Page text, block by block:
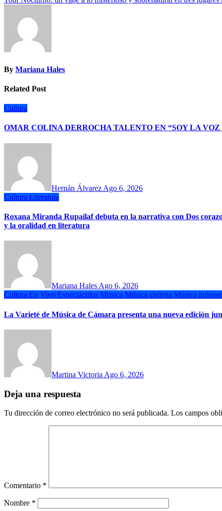
de
entradas
By Mariana Hales
Related Post
Cultura
OMAR COLINA DERROCHA TALENTO EN “SOY LA VOZ
Hernán Álvarez Ago 6, 2026
Cultura Literatuta
Roxana Miranda Rupailaf debuta en la narrativa con Dos
y la oralidad en literatura
Mariana Hales Ago 6, 2026
Cultura En Vivo Espectáculos Música Música chilena Música
La Varieté de Música de Cámara presenta una nueva edición
Martina Victoria Ago 6, 2026
Deja una respuesta
Tu dirección de correo electrónico no será publicada. Los campos
Comentario *
Nombre *